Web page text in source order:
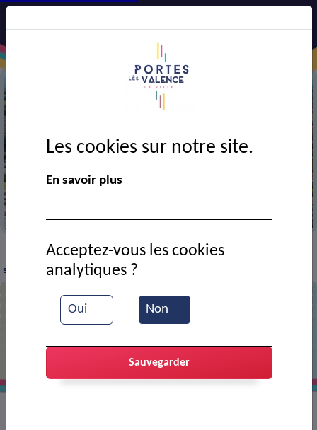
> DÉMARCHES > Solidarité / CCAS >
social
Logement social
Guichet enregistreur pour le logement social
Les cookies sur notre site.
En savoir plus
Oui Non
Acceptez-vous les cookies
analytiques ?
Sauvegarder